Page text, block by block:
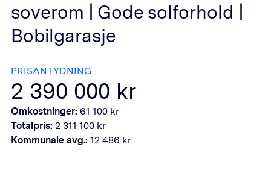
soverom | Gode solforhold |
Bobilgarasje
PRISANTYDNING
2 390 000 kr
Omkostninger: 61 100 kr
Totalpris: 2 311 100 kr
Kommunale avg.: 12 486 kr